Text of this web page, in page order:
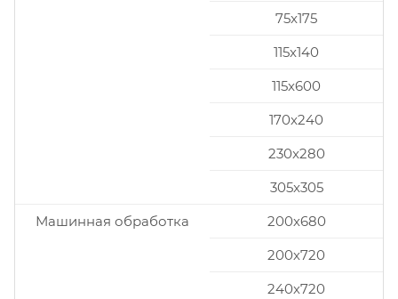
75x175
115x140
115x600
170x240
230x280
305x305
Машинная обработка
200х680
200х720
240х720